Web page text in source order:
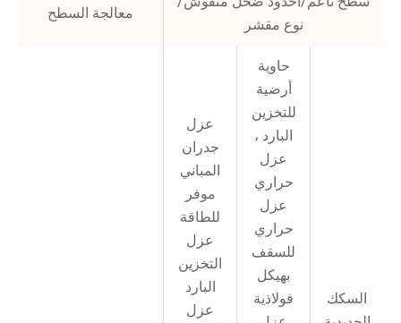
معالجة السطح
نوع مقشر
عزل
جدران
المباني
موفر
للطاقة
عزل
التخزين
البارد
عزل
حاوية
أرضية
للتخزين
البارد ،
عزل
حراري
عزل
حراري
للسقف
بهيكل
فولاذية
السكك